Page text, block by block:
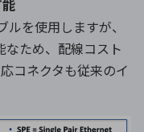
を使用しますが、
なため、配線コスト
コネクタも従来のイ